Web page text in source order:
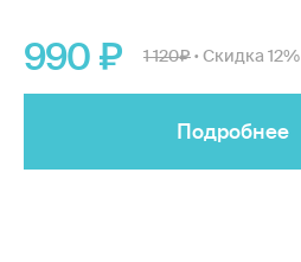
990 1 120 • Скидка 12%
Подробнее